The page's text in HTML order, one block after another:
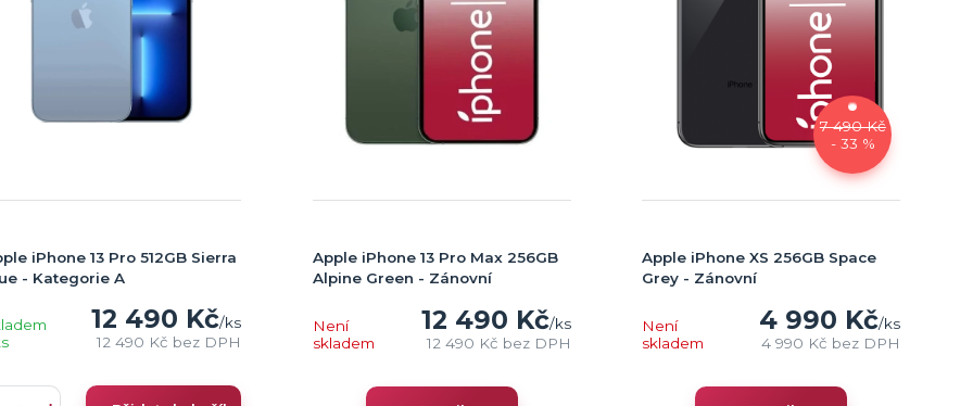
iPhone 13 Pro 512GB Sierra
- Kategorie A
12 490 Kč/ks
12 490 Kč bez DPH
Apple iPhone 13 Pro Max 256GB
Alpine Green - Zánovní
12 490 Kč/ks
12 490 Kč bez DPH
Není
skladem
7 490 Kč
- 33 %
Apple iPhone XS 256GB Space
Grey - Zánovní
4 990 Kč/ks
4 990 Kč bez DPH
Není
skladem